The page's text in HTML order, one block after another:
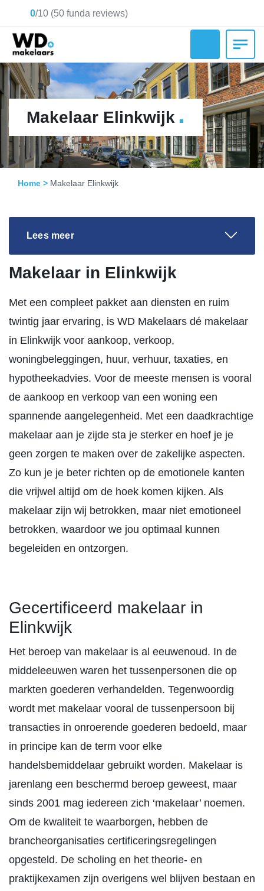
0/10 (50 funda reviews)
Makelaar Elinkwijk .
Home > Makelaar Elinkwijk
Lees meer
Makelaar in Elinkwijk
Met een compleet pakket aan diensten en ruim
twintig jaar ervaring, is WD Makelaars dé makelaar
in Elinkwijk voor aankoop, verkoop,
woningbeleggingen, huur, verhuur, taxaties, en
hypotheekadvies. Voor de meeste mensen is vooral
de aankoop en verkoop van een woning een
spannende aangelegenheid. Met een daadkrachtige
makelaar aan je zijde sta je sterker en hoef je je
geen zorgen te maken over de zakelijke aspecten.
Zo kun je je beter richten op de emotionele kanten
die vrijwel altijd om de hoek komen kijken. Als
makelaar zijn wij betrokken, maar niet emotioneel
betrokken, waardoor we jou optimaal kunnen
begeleiden en ontzorgen.
Gecertificeerd makelaar in
Elinkwijk
Het beroep van makelaar is al eeuwenoud. In de
middeleeuwen waren het tussenpersonen die op
markten goederen verhandelden. Tegenwoordig
wordt met makelaar vooral de tussenpersoon bij
transacties in onroerende goederen bedoeld, maar
in principe kan de term voor elke
handelsbemiddelaar gebruikt worden. Makelaar is
jarenlang een beschermd beroep geweest, maar
sinds 2001 mag iedereen zich ‘makelaar’ noemen.
Om de kwaliteit te waarborgen, hebben de
brancheorganisaties certificeringsregelingen
opgesteld. De scholing en het theorie- en
praktijkexamen zijn overigens wel blijven bestaan en